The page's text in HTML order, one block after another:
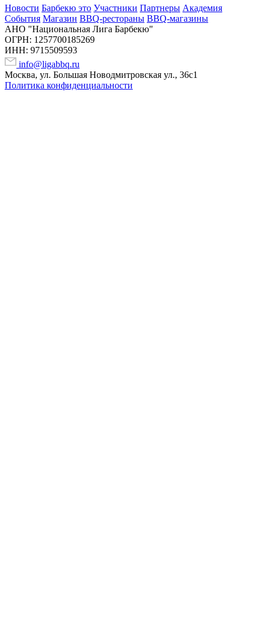
Новости Барбекю это Участники Партнеры Академия
События Магазин BBQ-рестораны BBQ-магазины
АНО "Национальная Лига Барбекю"
ОГРН: 1257700185269
ИНН: 9715509593
info@ligabbq.ru
Москва, ул. Большая Новодмитровская ул., 36с1
Политика конфиденциальности